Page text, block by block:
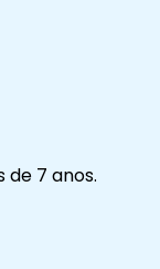
7 anos.